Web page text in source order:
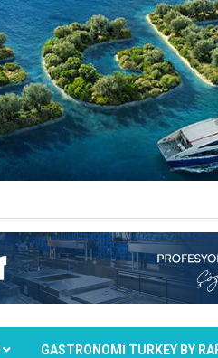
GASTRONOMİ TURKEY BY